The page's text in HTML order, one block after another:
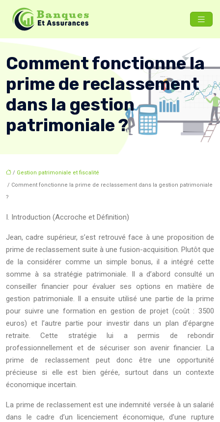
Comment fonctionne la
prime de reclassement
dans la gestion
patrimoniale ?
/ Gestion patrimoniale et fiscalité
/ Comment fonctionne la prime de reclassement dans la gestion patrimoniale
?
I. Introduction (Accroche et Définition)
Jean, cadre supérieur, s’est retrouvé face à une proposition de
prime de reclassement suite à une fusion-acquisition. Plutôt que
de la considérer comme un simple bonus, il a intégré cette
somme à sa stratégie patrimoniale. Il a d’abord consulté un
conseiller financier pour évaluer ses options en matière de
gestion patrimoniale. Il a ensuite utilisé une partie de la prime
pour suivre une formation en gestion de projet (coût : 3500
euros) et l’autre partie pour investir dans un plan d’épargne
retraite. Cette stratégie lui a permis de rebondir
professionnellement et de sécuriser son avenir financier. La
prime de reclassement peut donc être une opportunité
précieuse si elle est bien gérée, surtout dans un contexte
économique incertain.
La prime de reclassement est une indemnité versée à un salarié
dans le cadre d’un licenciement économique, d’une rupture